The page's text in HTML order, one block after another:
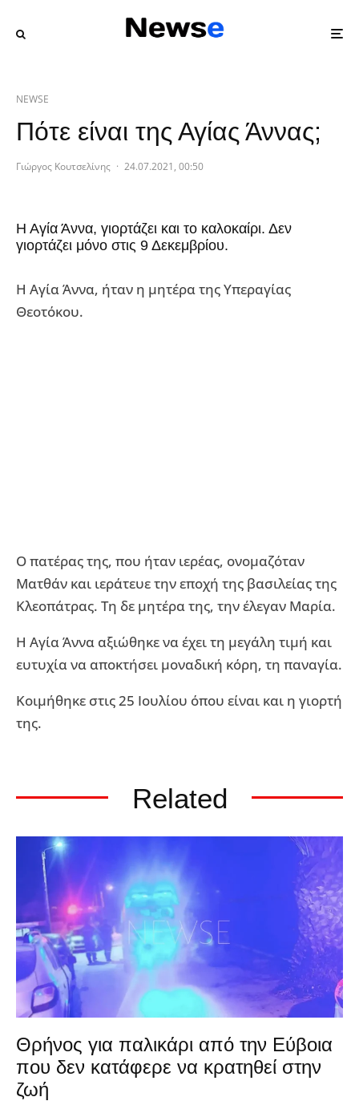
NEWSE
Πότε είναι της Αγίας Άννας;
Γιώργος Κουτσελίνης · 24.07.2021, 00:50
Η Αγία Άννα, γιορτάζει και το καλοκαίρι. Δεν
γιορτάζει μόνο στις 9 Δεκεμβρίου.
Η Αγία Άννα, ήταν η μητέρα της Υπεραγίας
Θεοτόκου.
Ο πατέρας της, που ήταν ιερέας, ονομαζόταν
Ματθάν και ιεράτευε την εποχή της βασιλείας της
Κλεοπάτρας. Τη δε μητέρα της, την έλεγαν Μαρία.
Η Αγία Άννα αξιώθηκε να έχει τη μεγάλη τιμή και
ευτυχία να αποκτήσει μοναδική κόρη, τη παναγία.
Κοιμήθηκε στις 25 Ιουλίου όπου είναι και η γιορτή
της.
Related
Θρήνος για παλικάρι από την Εύβοια
που δεν κατάφερε να κρατηθεί στην
ζωή